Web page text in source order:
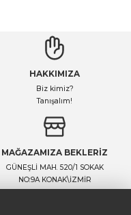
HAKKIMIZA
Biz kimiz?
Tanışalım!
MAĞAZAMIZA BEKLERİZ
GÜNEŞLİ MAH. 520/1 SOKAK
NO:9A KONAK\İZMİR